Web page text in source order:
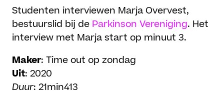
Studenten interviewen Marja Overvest,
bestuurslid bij de Parkinson Vereniging. Het
interview met Marja start op minuut 3.
Maker: Time out op zondag
Uit: 2020
Duur: 21min413